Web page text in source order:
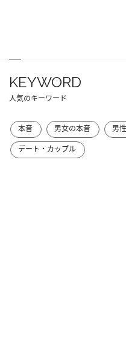
KEYWORD
人気のキーワード
本音 男女の本音 男
デート・カップル